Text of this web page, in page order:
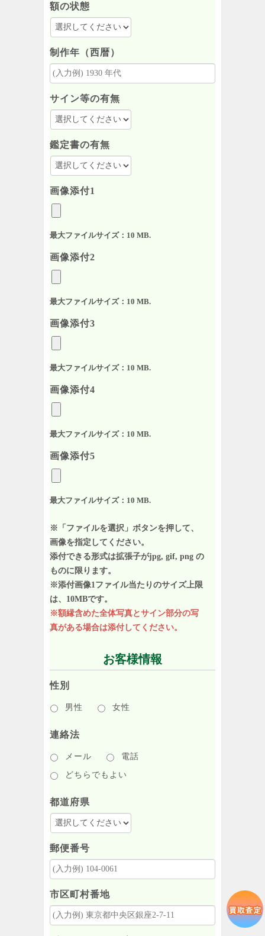
額の状態
制作年（西暦）
サイン等の有無
鑑定書の有無
画像添付1
最大ファイルサイズ：10 MB.
画像添付2
最大ファイルサイズ：10 MB.
画像添付3
最大ファイルサイズ：10 MB.
画像添付4
最大ファイルサイズ：10 MB.
画像添付5
最大ファイルサイズ：10 MB.
※「ファイルを選択」ボタンを押して、
画像を指定してください。
添付できる形式は拡張子がjpg, gif, png の
ものに限ります。
※添付画像1ファイル当たりのサイズ上限
は、10MBです。
※額縁含めた全体写真とサイン部分の写
真がある場合は添付してください。
お客様情報
性別
男性 女性
連絡法
メール 電話
どちらでもよい
都道府県
郵便番号
市区町村番地